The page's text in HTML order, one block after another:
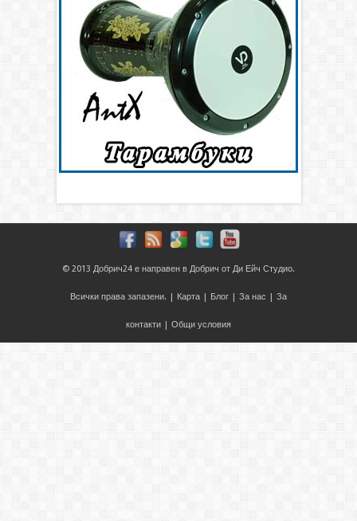
© 2013 Добрич24 е направен в Добрич от Ди Ейч Студио.
Всички права запазени. | Карта | Блог | За нас | За
контакти | Общи условия